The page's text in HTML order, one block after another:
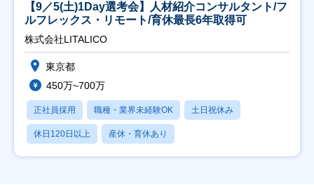
【9／5(土)1Day選考会】人材紹介コンサルタント/フ
ルフレックス・リモート/育休最長6年取得可
株式会社LITALICO
東京都
450万~700万
正社員採用 職種・業界未経験OK 土日祝休み
休日120日以上 産休・育休あり